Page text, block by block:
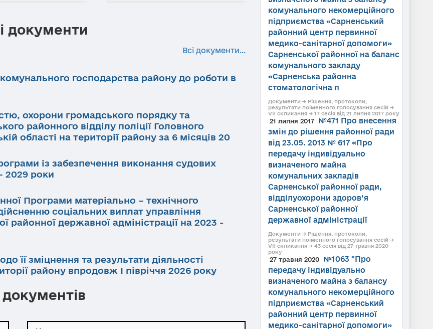
документи
Всі документи...
господарства району до роботи в
охорони громадського порядку та
районного відділу поліції Головного
області на території району за 6 місяців 20
із забезпечення виконання судових
2029 роки
Програми матеріально – технічного
соціальних виплат управління
районної державної адміністрації на 2023 -
її зміцнення та результати діяльності
району впродовж І півріччя 2026 року
комунального некомерційного
підприємства «Сарненський
районний центр первинної
медико-санітарної допомоги»
Сарненської районної на баланс
комунального закладу
«Сарненська районна
стоматологічна п
Документи → Рішення, протоколи,
результати поіменного голосування сесій →
VII скликання → 17 сесія від 21 липня 2017 року
21 липня 2017
№471 Про внесення
змін до рішення районної ради
від 23.05. 2013 № 617 «Про
передачу індивідуально
визначеного майна
комунальних закладів
Сарненської районної ради,
відділуохорони здоров’я
Сарненської районної
державної адміністрації
Документи → Рішення, протоколи,
результати поіменного голосування сесій →
VII скликання → 43 сесія від 27 травня 2020
року
27 травня 2020
№1063 "Про
передачу індивідуально
визначеного майна з балансу
комунального некомерційного
підприємства «Сарненський
районний центр первинної
медико-санітарної допомоги»